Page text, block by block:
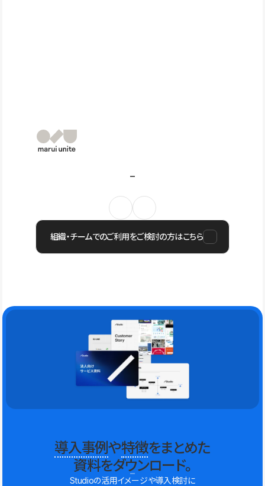
組織・チームでのご利用をご検討の方はこちら
導入事例や特徴をまとめた
資料をダウンロード。
Studioの活用イメージや導入検討に